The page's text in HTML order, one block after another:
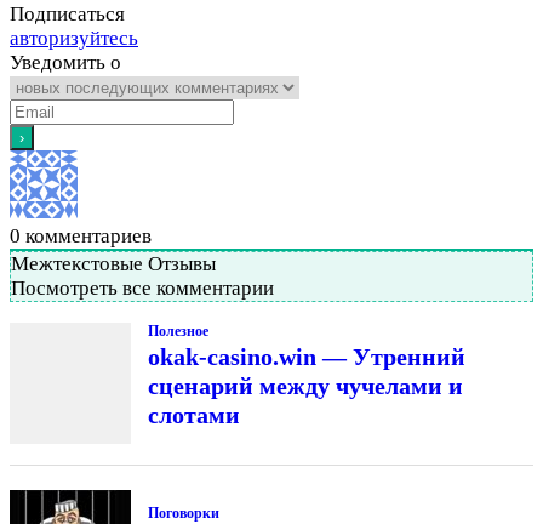
Подписаться
авторизуйтесь
Уведомить о
0 комментариев
Межтекстовые Отзывы
Посмотреть все комментарии
Полезное
okak-casino.win — Утренний
сценарий между чучелами и
слотами
Поговорки